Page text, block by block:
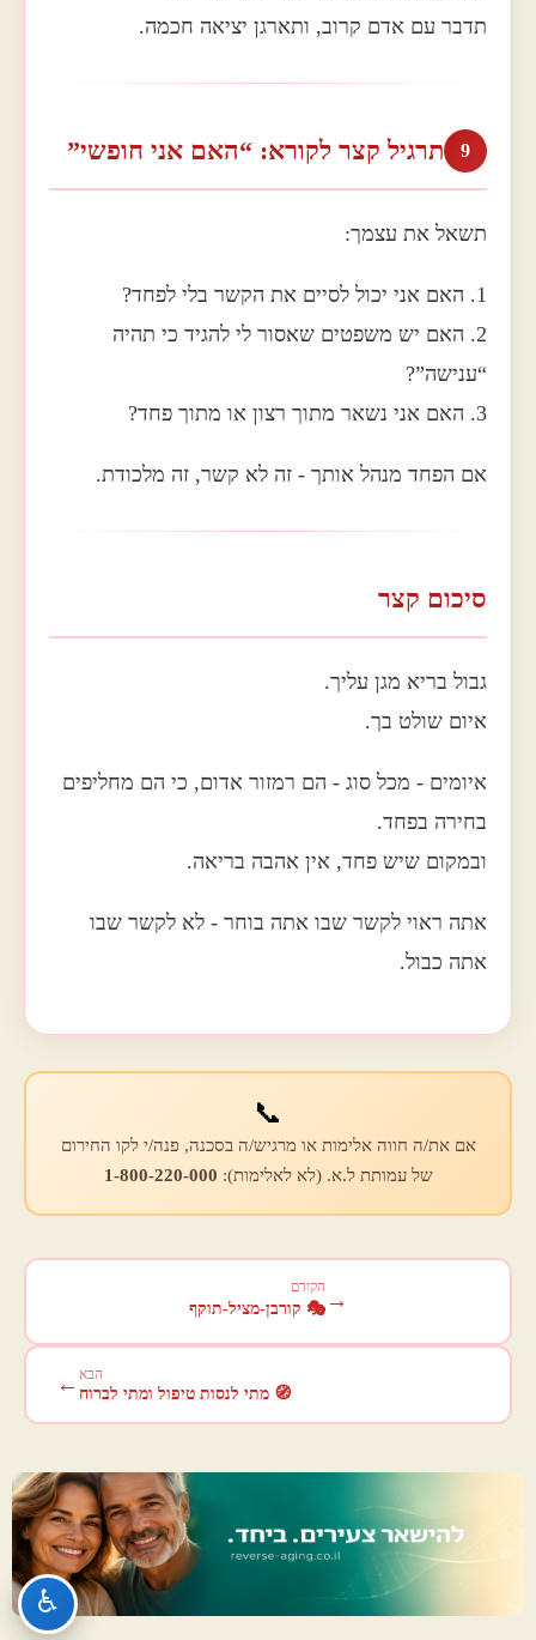
תדבר עם אדם קרוב, ותארגן יציאה חכמה.
9 תרגיל קצר לקורא: “האם אני חופשי”
תשאל את עצמך:
1. האם אני יכול לסיים את הקשר בלי לפחד?
2. האם יש משפטים שאסור לי להגיד כי תהיה
“ענישה”?
3. האם אני נשאר מתוך רצון או מתוך פחד?
אם הפחד מנהל אותך - זה לא קשר, זה מלכודת.
סיכום קצר
גבול בריא מגן עליך.
איום שולט בך.
איומים - מכל סוג - הם רמזור אדום, כי הם מחליפים
בחירה בפחד.
ובמקום שיש פחד, אין אהבה בריאה.
אתה ראוי לקשר שבו אתה בוחר - לא לקשר שבו
אתה כבול.
📞
אם את/ה חווה אלימות או מרגיש/ה בסכנה, פנה/י לקו החירום
של עמותת ל.א. (לא לאלימות): 1-800-220-000
→
הקודם
🎭 קורבן-מציל-תוקף
הבא
🧭 מתי לנסות טיפול ומתי לברוח ←
♿